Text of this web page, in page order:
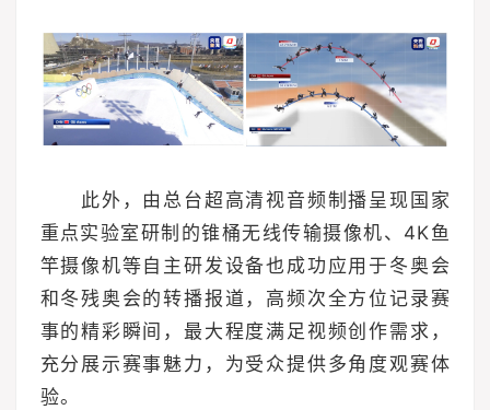
此外，由总台超高清视音频制播呈现国家
重点实验室研制的锥桶无线传输摄像机、4K鱼
竿摄像机等自主研发设备也成功应用于冬奥会
和冬残奥会的转播报道，高频次全方位记录赛
事的精彩瞬间，最大程度满足视频创作需求，
充分展示赛事魅力，为受众提供多角度观赛体
验。